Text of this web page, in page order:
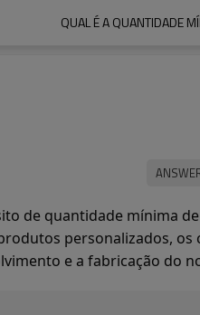
QUAL É A QUANTIDADE
de quantidade mínima
personalizados,
e a fabricação do